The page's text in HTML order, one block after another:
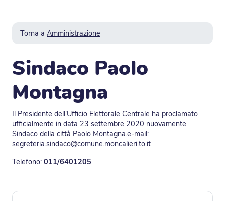
Torna a Amministrazione
Sindaco Paolo
Montagna
Il Presidente dell'Ufficio Elettorale Centrale ha proclamato
ufficialmente in data 23 settembre 2020 nuovamente
Sindaco della città Paolo Montagna.e-mail:
segreteria.sindaco@comune.moncalieri.to.it
Telefono: 011/6401205